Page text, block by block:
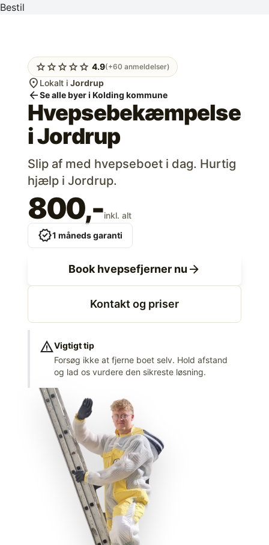
Bestil
starstarstarstarstar 4.9(+60 anmeldelser)
location_on Lokalt i Jordrup
arrow_backSe alle byer i Kolding kommune
Hvepsebekæmpelse
iJordrup
Slip af med hvepseboet i dag. Hurtig
hjælp i Jordrup.
800,-inkl. alt
verified1 måneds garanti
Book hvepsefjerner nu arrow_forward
Kontakt og priser
warningVigtigt tip
Forsøg ikke at fjerne boet selv. Hold afstand
og lad os vurdere den sikreste løsning.